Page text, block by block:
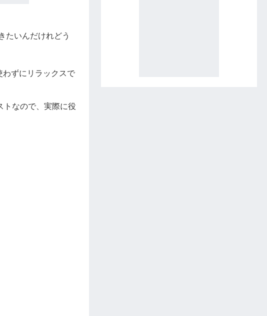
たいんだけれどう
ずにリラックスで
トなので、実際に役